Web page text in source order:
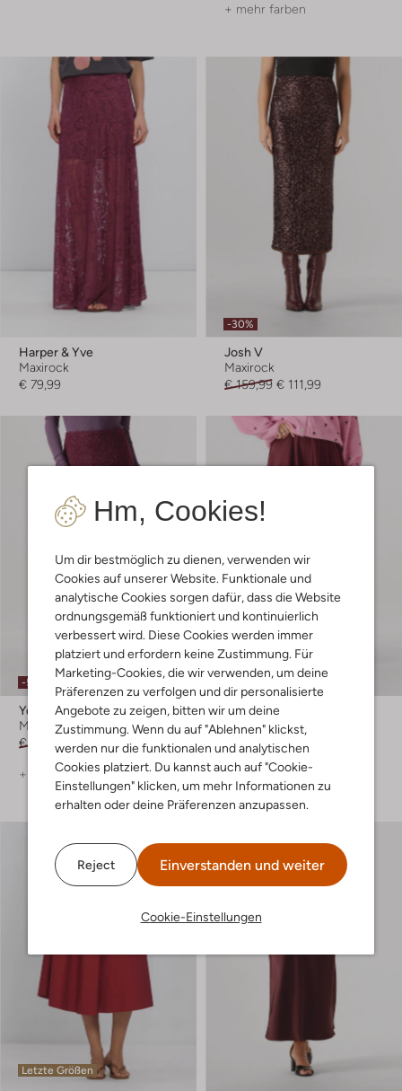
Hm, Cookies!
Um dir bestmöglich zu dienen, verwenden wir
Cookies auf unserer Website. Funktionale und
analytische Cookies sorgen dafür, dass die Website
ordnungsgemäß funktioniert und kontinuierlich
verbessert wird. Diese Cookies werden immer
platziert und erfordern keine Zustimmung. Für
Marketing-Cookies, die wir verwenden, um deine
Präferenzen zu verfolgen und dir personalisierte
Angebote zu zeigen, bitten wir um deine
Zustimmung. Wenn du auf "Ablehnen" klickst,
werden nur die funktionalen und analytischen
Cookies platziert. Du kannst auch auf "Cookie-
Einstellungen" klicken, um mehr Informationen zu
erhalten oder deine Präferenzen anzupassen.
Reject Einverstanden und weiter
Cookie-Einstellungen
+ mehr farben
Harper & Yve
Maxirock
€ 79,99
-30%
Josh V
Maxirock
€ 159,99 € 111,99
-50%
Ydence
Minirock
€ 79,99 € 39,99
+ mehr farben
Y.a.s.
Maxirock
€ 69,99 € 41,99
+ mehr farben
Letzte Größen